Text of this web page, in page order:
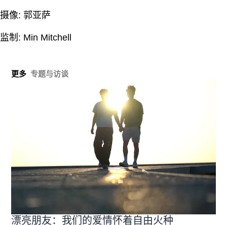
摄像: 郭亚萨
监制: Min Mitchell
更多 专题与访谈
漂亮朋友：我们的爱情怀着自由火种